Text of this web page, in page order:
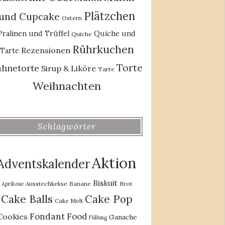
Cupcake Ostern Plätzchen
und Trüffel Quiche Quiche und
Tarte Rezensionen Rührkuchen
Sirup & Liköre Tarte Torte
Weihnachten
Schlagwörter
Aktion
Aprikose Ausstechkekse Banane Biskuit Brot
Cake Balls Cake Melt Cake Pop
Fondant Food Füllung Ganache